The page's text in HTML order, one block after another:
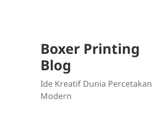
Boxer Printing
Blog
Ide Kreatif Dunia Percetakan
Modern